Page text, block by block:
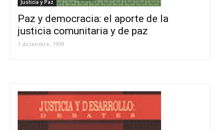
Justicia y Paz
Paz y democracia: el aporte de la
justicia comunitaria y de paz
1 diciembre, 1999